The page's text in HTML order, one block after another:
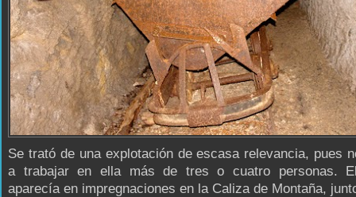
Se trató de una explotación de escasa relevancia, pues
a trabajar en ella más de tres o cuatro personas.
aparecía en impregnaciones en la Caliza de Montaña,